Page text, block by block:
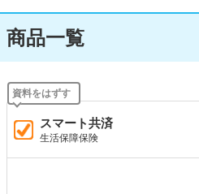
商品一覧
スマート共済
生活保障保険